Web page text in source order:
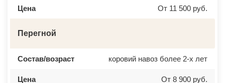
Цена От 11 500 руб.
Перегной
Состав/возраст коровий навоз более 2-х лет
Цена От 8 900 руб.